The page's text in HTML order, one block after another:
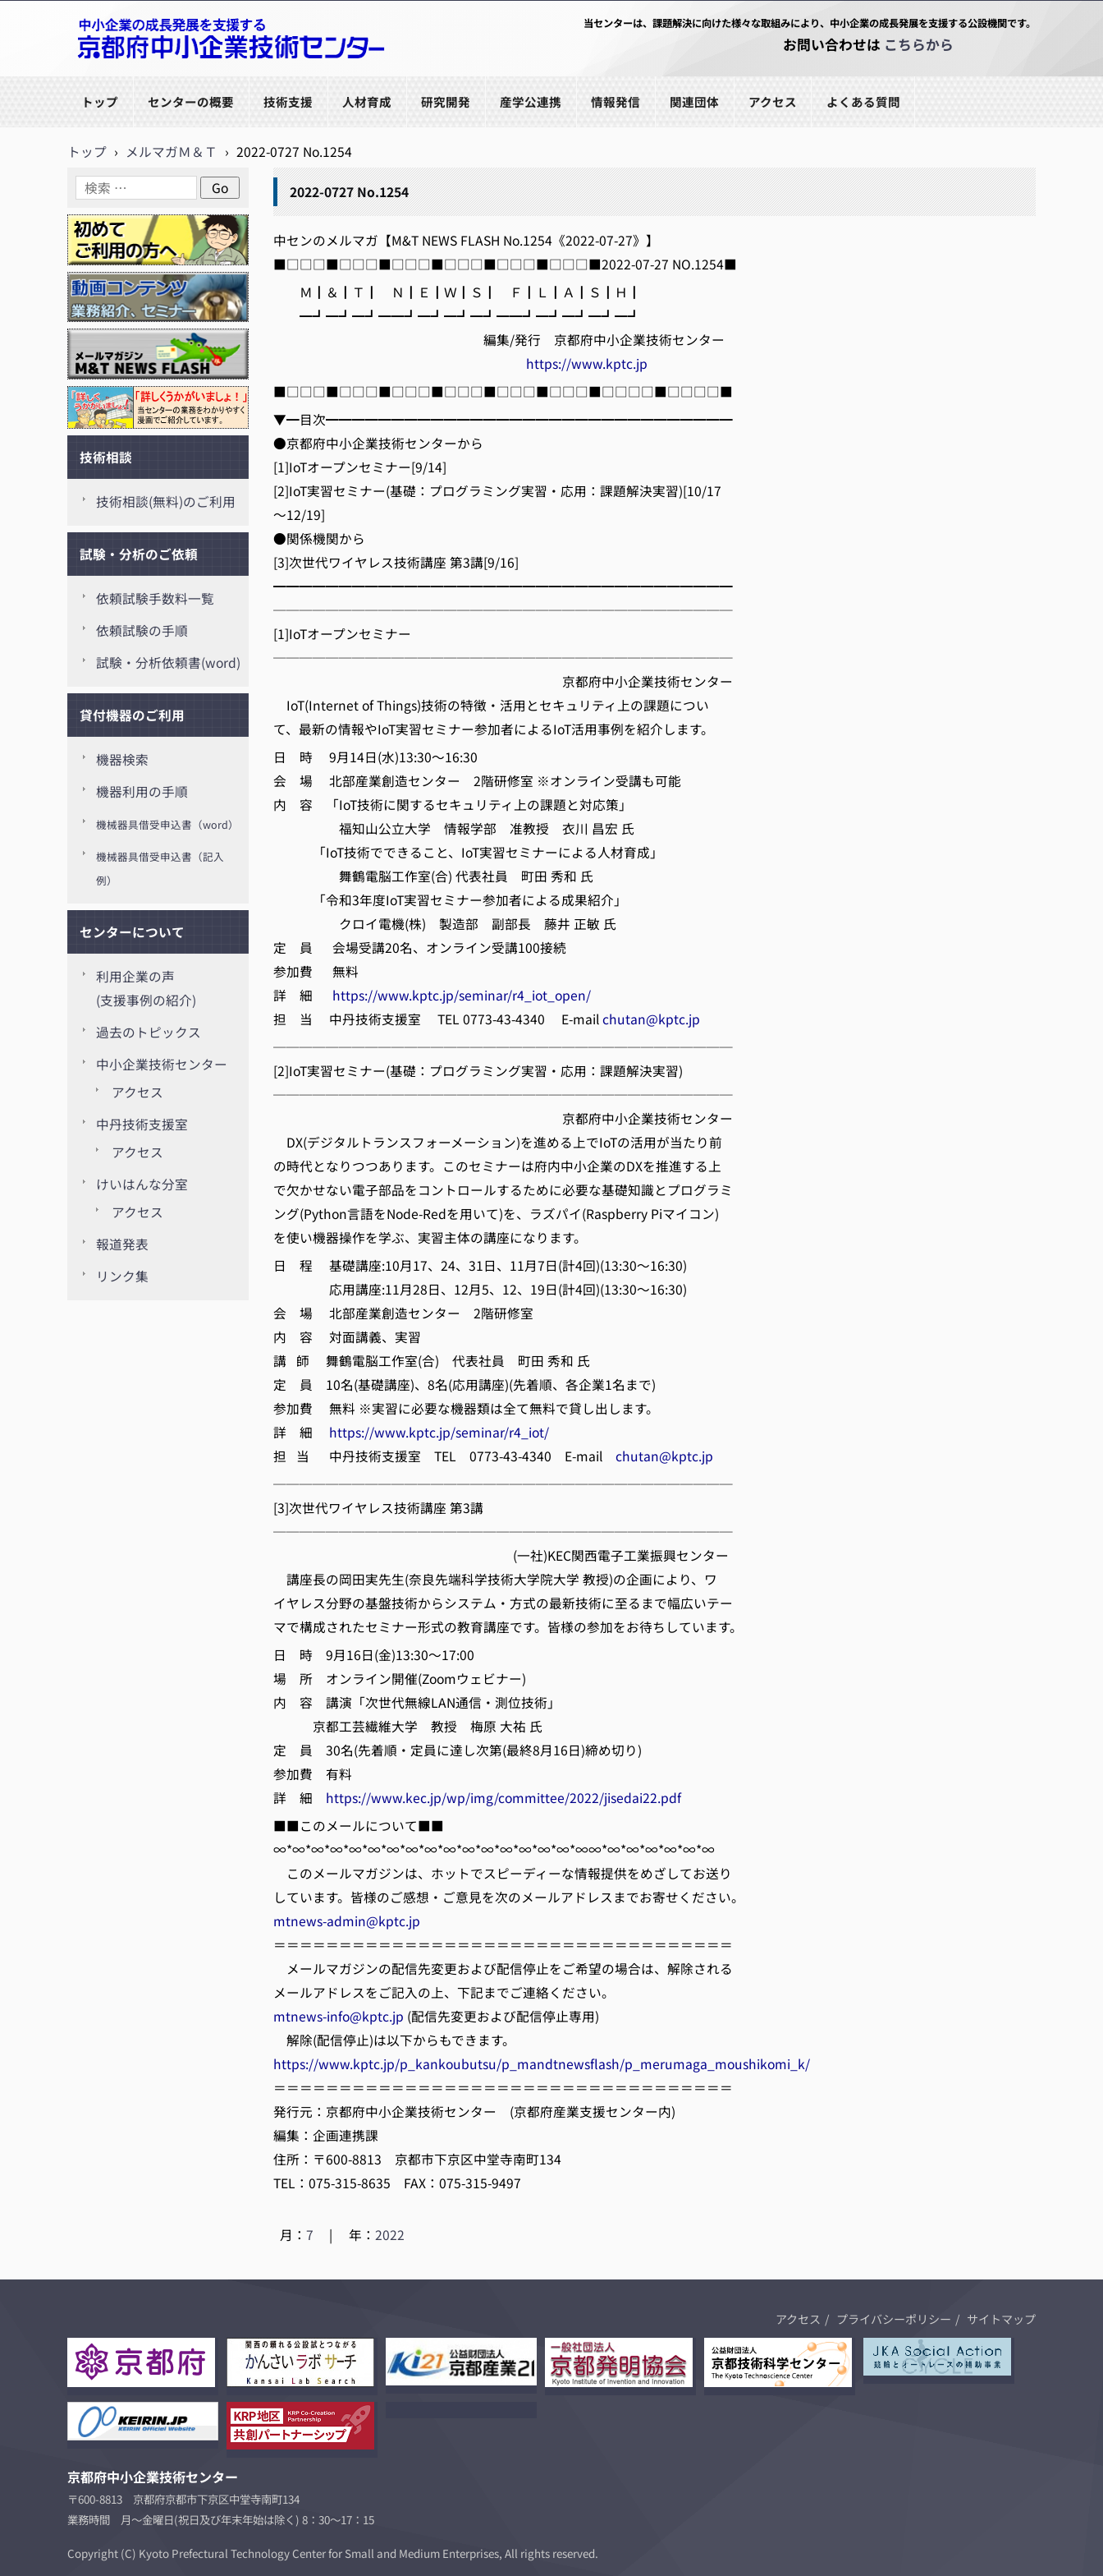
当センターは、課題解決に向けた様々な取組みにより、中小企業の成長発展を支援する公設機関です。
お問い合わせは こちらから
トップ センターの概要 技術支援 人材育成 研究開発 産学公連携 情報発信 関連団体 アクセス よくある質問
トップ › メルマガＭ＆Ｔ › 2022-0727 No.1254
2022-0727 No.1254
中センのメルマガ【M&T NEWS FLASH No.1254《2022-07-27》】
■□□□■□□□■□□□■□□□■□□□■□□□■2022-07-27 NO.1254■
Ｍ┃＆┃Ｔ┃ Ｎ┃Ｅ┃Ｗ┃Ｓ┃ Ｆ┃Ｌ┃Ａ┃Ｓ┃Ｈ┃
━┛━┛━┛━━┛━┛━┛━┛━━┛━┛━┛━┛━┛
編集/発行 京都府中小企業技術センター
https://www.kptc.jp
■□□□■□□□■□□□■□□□■□□□■□□□■□□□□■□□□□■
▼━目次━━━━━━━━━━━━━━━━━━━━━━━━━━━━━━━
●京都府中小企業技術センターから
[1]IoTオープンセミナー[9/14]
[2]IoT実習セミナー(基礎：プログラミング実習・応用：課題解決実習)[10/17
～12/19]
●関係機関から
[3]次世代ワイヤレス技術講座 第3講[9/16]
━━━━━━━━━━━━━━━━━━━━━━━━━━━━━━━━━━━
───────────────────────────────────
[1]IoTオープンセミナー
───────────────────────────────────
京都府中小企業技術センター
IoT(Internet of Things)技術の特徴・活用とセキュリティ上の課題につい
て、最新の情報やIoT実習セミナー参加者によるIoT活用事例を紹介します。
日 時 9月14日(水)13:30～16:30
会 場 北部産業創造センター 2階研修室 ※オンライン受講も可能
内 容 「IoT技術に関するセキュリティ上の課題と対応策」
福知山公立大学 情報学部 准教授 衣川 昌宏 氏
「IoT技術でできること、IoT実習セミナーによる人材育成」
舞鶴電脳工作室(合) 代表社員 町田 秀和 氏
「令和3年度IoT実習セミナー参加者による成果紹介」
クロイ電機(株) 製造部 副部長 藤井 正敏 氏
定 員 会場受講20名、オンライン受講100接続
参加費 無料
詳 細 https://www.kptc.jp/seminar/r4_iot_open/
担 当 中丹技術支援室 TEL 0773-43-4340 E-mailchutan@kptc.jp
───────────────────────────────────
[2]IoT実習セミナー(基礎：プログラミング実習・応用：課題解決実習)
───────────────────────────────────
京都府中小企業技術センター
DX(デジタルトランスフォーメーション)を進める上でIoTの活用が当たり前
の時代となりつつあります。このセミナーは府内中小企業のDXを推進する上
で欠かせない電子部品をコントロールするために必要な基礎知識とプログラミ
ング(Python言語をNode-Redを用いて)を、ラズパイ(Raspberry Piマイコン)
を使い機器操作を学ぶ、実習主体の講座になります。
日 程 基礎講座:10月17、24、31日、11月7日(計4回)(13:30～16:30)
応用講座:11月28日、12月5、12、19日(計4回)(13:30～16:30)
会 場 北部産業創造センター 2階研修室
内 容 対面講義、実習
講 師 舞鶴電脳工作室(合) 代表社員 町田 秀和 氏
定 員 10名(基礎講座)、8名(応用講座)(先着順、各企業1名まで)
参加費 無料 ※実習に必要な機器類は全て無料で貸し出します。
詳 細 https://www.kptc.jp/seminar/r4_iot/
担 当 中丹技術支援室 TEL 0773-43-4340 E-mail chutan@kptc.jp
───────────────────────────────────
[3]次世代ワイヤレス技術講座 第3講
───────────────────────────────────
(一社)KEC関西電子工業振興センター
講座長の岡田実先生(奈良先端科学技術大学院大学 教授)の企画により、ワ
イヤレス分野の基盤技術からシステム・方式の最新技術に至るまで幅広いテー
マで構成されたセミナー形式の教育講座です。皆様の参加をお待ちしています。
日 時 9月16日(金)13:30～17:00
場 所 オンライン開催(Zoomウェビナー)
内 容 講演「次世代無線LAN通信・測位技術」
京都工芸繊維大学 教授 梅原 大祐 氏
定 員 30名(先着順・定員に達し次第(最終8月16日)締め切り)
参加費 有料
詳 細 https://www.kec.jp/wp/img/committee/2022/jisedai22.pdf
■■このメールについて■■
∞*∞*∞*∞*∞*∞*∞*∞*∞*∞*∞*∞*∞*∞*∞*∞*∞∞*∞*∞*∞*∞*∞*∞
このメールマガジンは、ホットでスピーディーな情報提供をめざしてお送り
しています。皆様のご感想・ご意見を次のメールアドレスまでお寄せください。
mtnews-admin@kptc.jp
＝＝＝＝＝＝＝＝＝＝＝＝＝＝＝＝＝＝＝＝＝＝＝＝＝＝＝＝＝＝＝＝＝＝＝
メールマガジンの配信先変更および配信停止をご希望の場合は、解除される
メールアドレスをご記入の上、下記までご連絡ください。
mtnews-info@kptc.jp (配信先変更および配信停止専用)
解除(配信停止)は以下からもできます。
https://www.kptc.jp/p_kankoubutsu/p_mandtnewsflash/p_merumaga_moushikomi_k/
＝＝＝＝＝＝＝＝＝＝＝＝＝＝＝＝＝＝＝＝＝＝＝＝＝＝＝＝＝＝＝＝＝＝＝
発行元：京都府中小企業技術センター (京都府産業支援センター内)
編集：企画連携課
住所：〒600-8813 京都市下京区中堂寺南町134
TEL：075-315-8635 FAX：075-315-9497
月： 7 | 年：2022
技術相談
技術相談(無料)のご利用
試験・分析のご依頼
依頼試験手数料一覧
依頼試験の手順
試験・分析依頼書(word)
貸付機器のご利用
機器検索
機器利用の手順
機械器具借受申込書（word）
機械器具借受申込書（記入
例）
センターについて
利用企業の声
(支援事例の紹介)
過去のトピックス
中小企業技術センター
アクセス
中丹技術支援室
アクセス
けいはんな分室
アクセス
報道発表
リンク集
アクセス プライバシーポリシー サイトマップ
京都府中小企業技術センター
〒600-8813 京都府京都市下京区中堂寺南町134
業務時間 月～金曜日(祝日及び年末年始は除く) 8：30～17：15
Copyright (C) Kyoto Prefectural Technology Center for Small and Medium Enterprises, All rights reserved.